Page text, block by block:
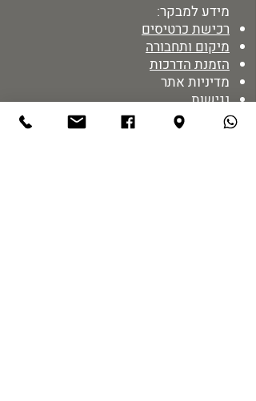
מידע למבקר:
רכישת כרטיסים
מיקום ותחבורה
הזמנת הדרכות
מדיניות אתר
נגישות